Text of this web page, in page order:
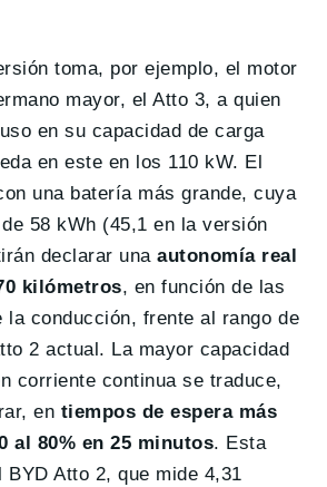
toma, por ejemplo, el motor
mayor, el Atto 3, a quien
en su capacidad de carga
en este en los 110 kW. El
una batería más grande, cuya
58 kWh (45,1 en la versión
declarar unaautonomía real
kilómetros, en función de las
la conducción, frente al rango de
2 actual. La mayor capacidad
corriente continua se traduce,
en tiempos de espera más
al 80% en 25 minutos. Esta
BYD Atto 2, que mide 4,31